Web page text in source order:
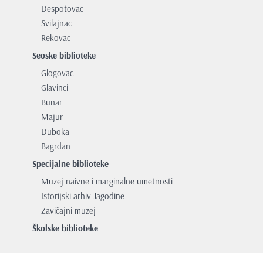
Despotovac
Svilajnac
Rekovac
Seoske biblioteke
Glogovac
Glavinci
Bunar
Majur
Duboka
Bagrdan
Specijalne biblioteke
Muzej naivne i marginalne umetnosti
Istorijski arhiv Jagodine
Zavičajni muzej
Školske biblioteke